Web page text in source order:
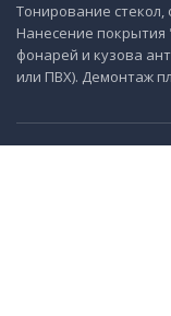
Тонирование
Нанесение
фонарей и кузова
или ПВХ). Демонтаж